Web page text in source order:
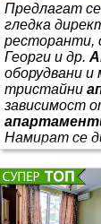
Предлагат
гледка
ресторанти,
Георги и др.
оборудвани и
тристайни
зависимост
Намират се
магазини, ***
интерент,
необходими